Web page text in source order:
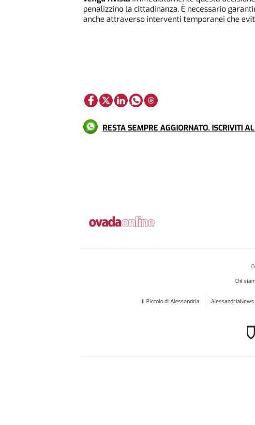
penalizzino la cittadinanza. È necessario
anche attraverso interventi temporanei che
RESTA SEMPRE AGGIORNATO. ISCRIVITI
Chi
Il Piccolo di Alessandria AlessandriaNews